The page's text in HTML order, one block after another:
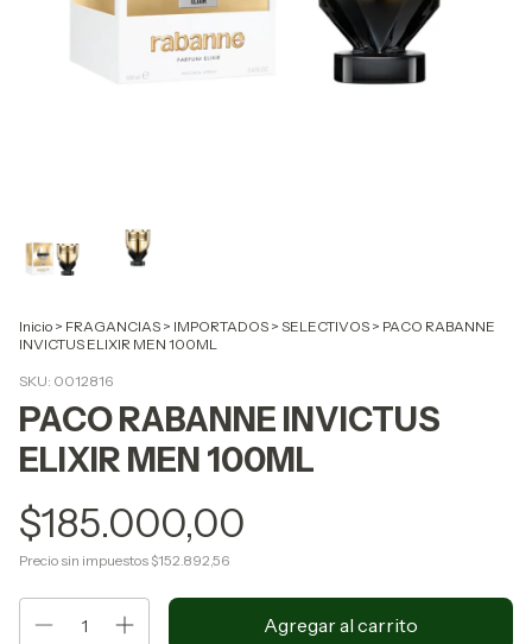
Inicio > FRAGANCIAS > IMPORTADOS > SELECTIVOS > PACO RABANNE
INVICTUS ELIXIR MEN 100ML
SKU: 0012816
PACO RABANNE INVICTUS
ELIXIR MEN 100ML
$185.000,00
Precio sin impuestos $152.892,56